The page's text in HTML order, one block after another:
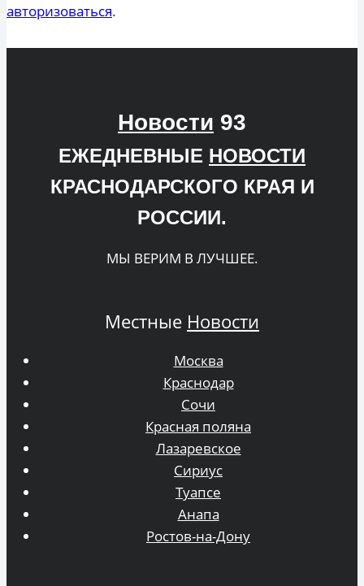
авторизоваться.
Новости 93
ЕЖЕДНЕВНЫЕ НОВОСТИ
КРАСНОДАРСКОГО КРАЯ И
РОССИИ.
МЫ ВЕРИМ В ЛУЧШЕЕ.
Местные Новости
Москва
Краснодар
Сочи
Красная поляна
Лазаревское
Сириус
Туапсе
Анапа
Ростов-на-Дону